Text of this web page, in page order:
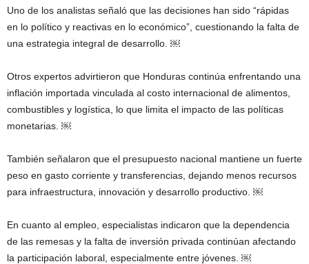
Uno de los analistas señaló que las decisiones han sido “rápidas
en lo político y reactivas en lo económico”, cuestionando la falta de
una estrategia integral de desarrollo. ￼
Otros expertos advirtieron que Honduras continúa enfrentando una
inflación importada vinculada al costo internacional de alimentos,
combustibles y logística, lo que limita el impacto de las políticas
monetarias. ￼
También señalaron que el presupuesto nacional mantiene un fuerte
peso en gasto corriente y transferencias, dejando menos recursos
para infraestructura, innovación y desarrollo productivo. ￼
En cuanto al empleo, especialistas indicaron que la dependencia
de las remesas y la falta de inversión privada continúan afectando
la participación laboral, especialmente entre jóvenes. ￼